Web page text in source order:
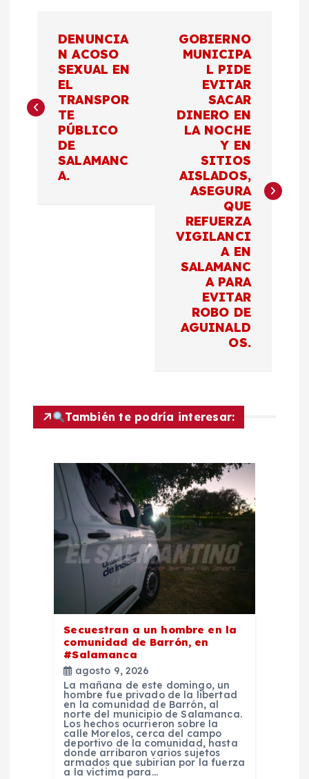
v
e
e
e
DENUNCIA
N ACOSO
SEXUAL EN
EL
TRANSPOR
TE
PÚBLICO
DE
SALAMANC
A.
GOBIERNO
MUNICIPA
L PIDE
EVITAR
SACAR
DINERO EN
LA NOCHE
Y EN
SITIOS
AISLADOS,
ASEGURA
QUE
REFUERZA
VIGILANCI
A EN
SALAMANC
A PARA
EVITAR
ROBO DE
AGUINALD
OS.
También te podría interesar:
Secuestran a un hombre en la
comunidad de Barrón, en
#Salamanca
agosto 9, 2026
La mañana de este domingo, un
hombre fue privado de la libertad
en la comunidad de Barrón, al
norte del municipio de Salamanca.
Los hechos ocurrieron sobre la
calle Morelos, cerca del campo
deportivo de la comunidad, hasta
donde arribaron varios sujetos
armados que subirían por la fuerza
a la víctima para…